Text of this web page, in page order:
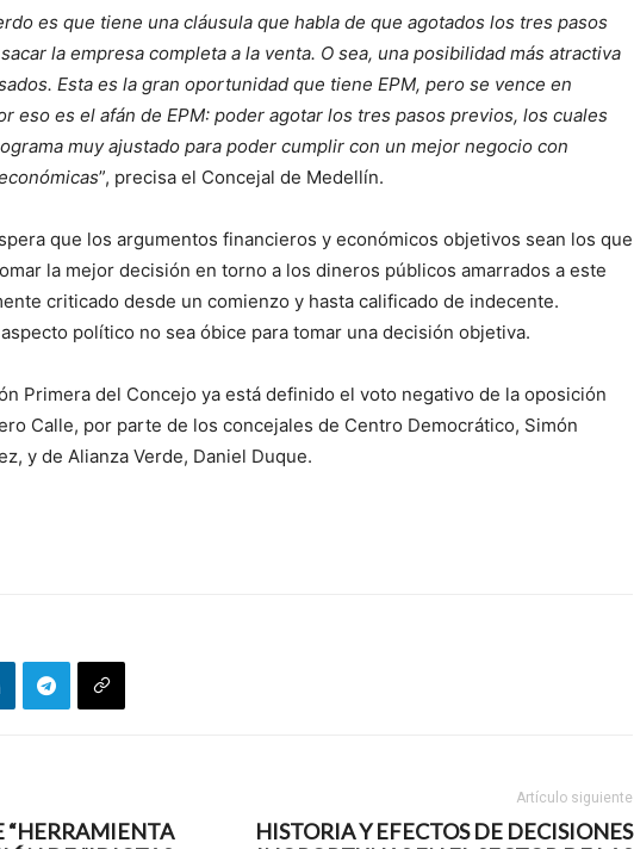
es que tiene una cláusula que habla de que agotados los tres pasos
la empresa completa a la venta. O sea, una posibilidad más atractiva
Esta es la gran oportunidad que tiene EPM, pero se vence en
eso es el afán de EPM: poder agotar los tres pasos previos, los cuales
muy ajustado para poder cumplir con un mejor negocio con
”, precisa el Concejal de Medellín.
que los argumentos financieros y económicos objetivos sean los que
la mejor decisión en torno a los dineros públicos amarrados a este
criticado desde un comienzo y hasta calificado de indecente.
político no sea óbice para tomar una decisión objetiva.
Primera del Concejo ya está definido el voto negativo de la oposición
Calle, por parte de los concejales de Centro Democrático, Simón
y de Alianza Verde, Daniel Duque.
“HERRAMIENTA
Artículo siguiente
HISTORIA Y EFECTOS DE DECISIONES